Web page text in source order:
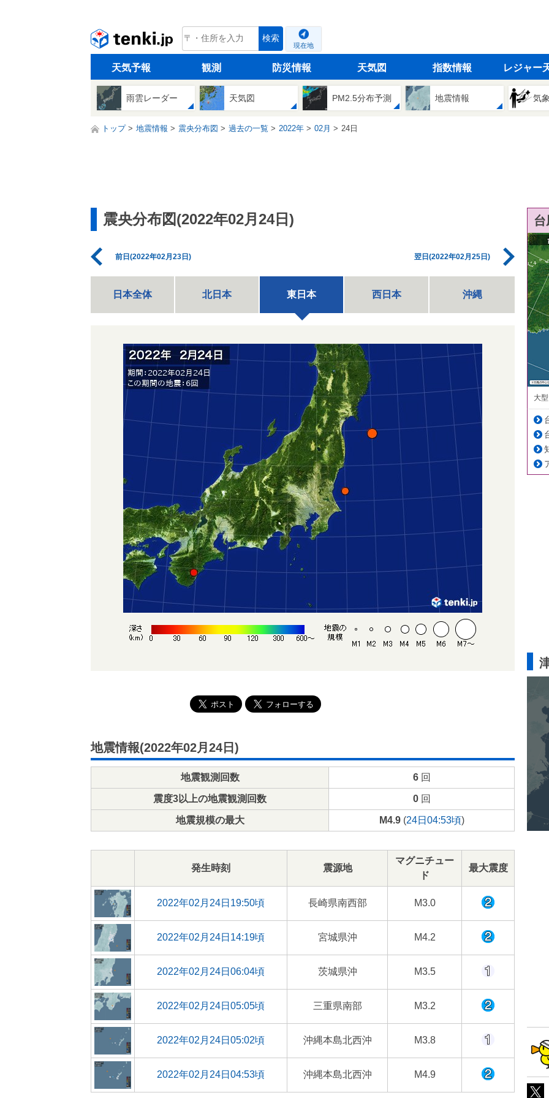
tenki.jp 検索
現在地
天気予報 観測 防災情報 天気図 指数情報 レジャー
雨雲レーダー 天気図 PM2.5分布予測 地震情報 気
トップ 地震情報 震央分布図 過去の一覧 2022年 02月 24日
震央分布図(2022年02月24日)
前日(2022年02月23日) 翌日(2022年02月25日)
日本全体 北日本 東日本 西日本 沖縄
地震情報(2022年02月24日)
地震観測回数 6回
震度3以上の地震観測回数 0回
地震規模の最大 M4.9(24日04:53頃)
発生時刻 震源地
マグニチュー
ド
最大震度
2022年02月24日19:50頃 長崎県南西部 M3.0
2022年02月24日14:19頃 宮城県沖 M4.2
2022年02月24日06:04頃 茨城県沖 M3.5
2022年02月24日05:05頃 三重県南部 M3.2
2022年02月24日05:02頃 沖縄本島北西沖 M3.8
2022年02月24日04:53頃 沖縄本島北西沖 M4.9
大